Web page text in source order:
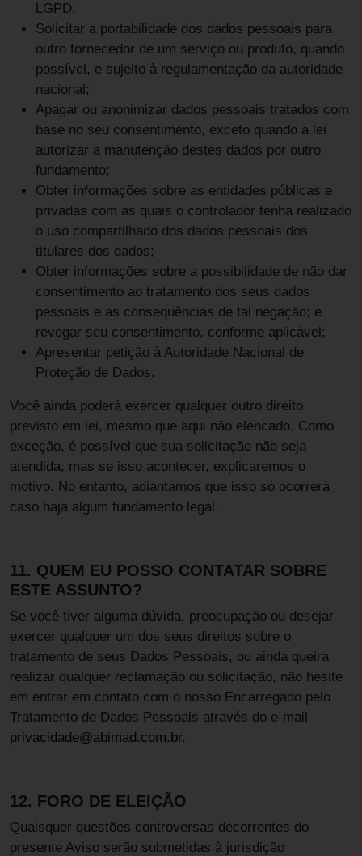
LGPD;
Solicitar a portabilidade dos dados pessoais para
outro fornecedor de um serviço ou produto, quando
possível, e sujeito à regulamentação da autoridade
nacional;
Apagar ou anonimizar dados pessoais tratados com
base no seu consentimento, exceto quando a lei
autorizar a manutenção destes dados por outro
fundamento;
Obter informações sobre as entidades públicas e
privadas com as quais o controlador tenha realizado
o uso compartilhado dos dados pessoais dos
titulares dos dados;
Obter informações sobre a possibilidade de não dar
consentimento ao tratamento dos seus dados
pessoais e as consequências de tal negação; e
revogar seu consentimento, conforme aplicável;
Apresentar petição à Autoridade Nacional de
Proteção de Dados.
Você ainda poderá exercer qualquer outro direito
previsto em lei, mesmo que aqui não elencado. Como
exceção, é possível que sua solicitação não seja
atendida, mas se isso acontecer, explicaremos o
motivo. No entanto, adiantamos que isso só ocorrerá
caso haja algum fundamento legal.
11. QUEM EU POSSO CONTATAR SOBRE
ESTE ASSUNTO?
Se você tiver alguma dúvida, preocupação ou desejar
exercer qualquer um dos seus direitos sobre o
tratamento de seus Dados Pessoais, ou ainda queira
realizar qualquer reclamação ou solicitação, não hesite
em entrar em contato com o nosso Encarregado pelo
Tratamento de Dados Pessoais através do e-mail
privacidade@abimad.com.br.
12. FORO DE ELEIÇÃO
Quaisquer questões controversas decorrentes do
presente Aviso serão submetidas à jurisdição